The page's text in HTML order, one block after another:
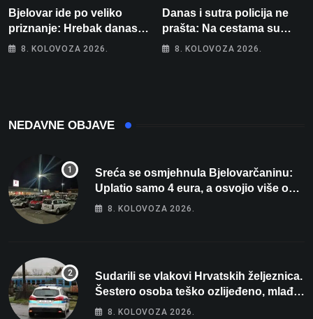
Bjelovar ide po veliko
priznanje: Hrebak danas u
Parizu predstavlja
8. KOLOVOZA 2026.
Danas i sutra policija ne
prašta: Na cestama su
posebno na meti ovi
8. KOLOVOZA 2026.
NEDAVNE OBJAVE
Sreća se osmjehnula Bjelovarčaninu:
Uplatio samo 4 eura, a osvojio više od
80 tisuća eura
8. KOLOVOZA 2026.
Sudarili se vlakovi Hrvatskih željeznica.
Šestero osoba teško ozlijeđeno, mlađa
žena na intenzivnoj
8. KOLOVOZA 2026.